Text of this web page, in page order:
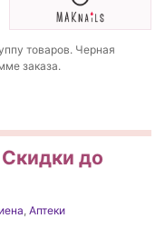
товаров. Черная
заказа.
до
Аптеки